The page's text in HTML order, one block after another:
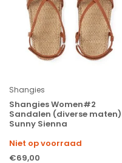
Shangies
Shangies Women#2
Sandalen (diverse maten)
Sunny Sienna
Niet op voorraad
€69,00